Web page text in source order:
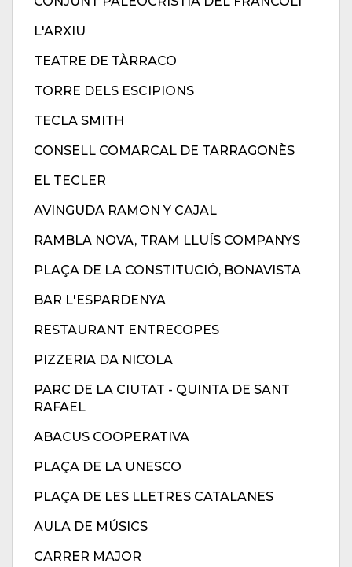
L'ARXIU
TEATRE DE TÀRRACO
TORRE DELS ESCIPIONS
TECLA SMITH
CONSELL COMARCAL DE TARRAGONÈS
EL TECLER
AVINGUDA RAMON Y CAJAL
RAMBLA NOVA, TRAM LLUÍS COMPANYS
PLAÇA DE LA CONSTITUCIÓ, BONAVISTA
BAR L'ESPARDENYA
RESTAURANT ENTRECOPES
PIZZERIA DA NICOLA
PARC DE LA CIUTAT - QUINTA DE SANT
RAFAEL
ABACUS COOPERATIVA
PLAÇA DE LA UNESCO
PLAÇA DE LES LLETRES CATALANES
AULA DE MÚSICS
CARRER MAJOR